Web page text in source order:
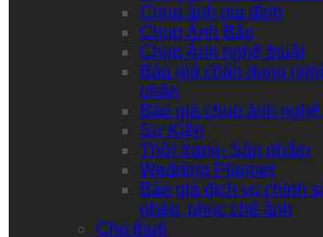
Chụp ảnh gia đình
Chụp Ảnh Bầu
Chụp Ảnh nghệ thuật
Báo giá chân dung
nhân
Báo giá chụp ảnh
Sự Kiện
Thời trang- Sản phẩm
Wedding Planner
Báo giá dịch vụ chỉnh
ghép, phục chế ảnh
Cho thuê